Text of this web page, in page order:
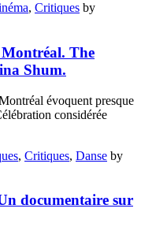
, Critiques by
Montréal. The
Shum.
évoquent presque
considérée
, Critiques, Danse by
documentaire sur